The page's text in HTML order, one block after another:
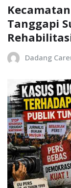
Tanggapi
Dadang